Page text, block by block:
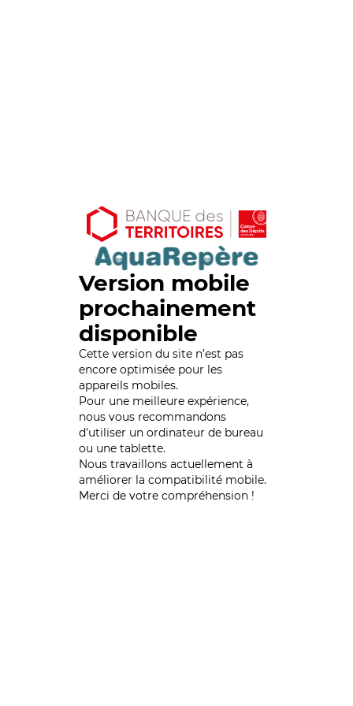
Version mobile
prochainement
disponible
Cette version du site n’est pas
encore optimisée pour les
appareils mobiles.
Pour une meilleure expérience,
nous vous recommandons
d'utiliser un ordinateur de bureau
ou une tablette.
Nous travaillons actuellement à
améliorer la compatibilité mobile.
Merci de votre compréhension !